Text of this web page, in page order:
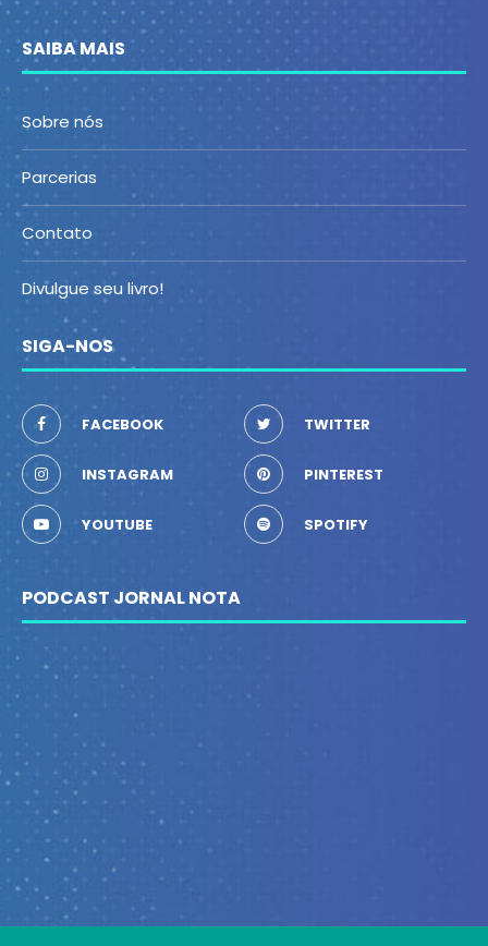
SAIBA MAIS
Sobre nós
Parcerias
Contato
Divulgue seu livro!
SIGA-NOS
FACEBOOK TWITTER
INSTAGRAM PINTEREST
YOUTUBE SPOTIFY
PODCAST JORNAL NOTA